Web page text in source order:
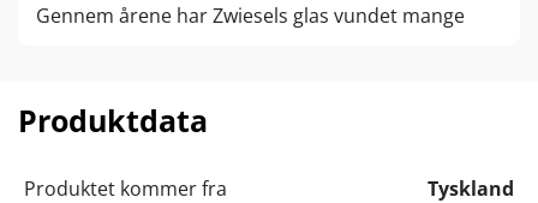
Gennem årene har Zwiesels glas vundet mange
Design Award.
Produktdata
Produktet kommer fra Tyskland